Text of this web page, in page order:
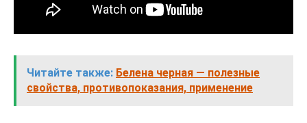
Читайте также: Белена черная — полезные
свойства, противопоказания, применение